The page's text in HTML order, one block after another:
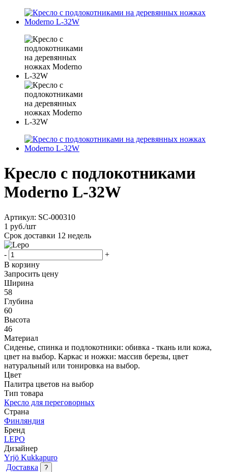
Кресло c подлокотниками
Moderno L-32W
Артикул: SC-000310
1 руб./шт
Срок доставки 12 недель
-
+
В корзину
Запросить цену
Ширина
58
Глубина
60
Высота
46
Материал
Сиденье, спинка и подлокотники: обивка - ткань или кожа,
цвет на выбор. Каркас и ножки: массив березы, цвет
натуральный или тонировка на выбор.
Цвет
Палитра цветов на выбор
Тип товара
Кресло для переговорных
Страна
Финляндия
Бренд
LEPO
Дизайнер
Yrjö Kukkapuro
Доставка
?